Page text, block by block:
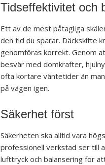
Tidseffektivitet och
Ett av de mest påtagliga
den tid du sparar. Däckskifte
genomföras korrekt. Genom
besvär med domkrafter,
ofta kortare väntetider än
på vägen igen.
Säkerhet först
Säkerheten ska alltid vara
professionell verkstad ser till
lufttryck och balansering för